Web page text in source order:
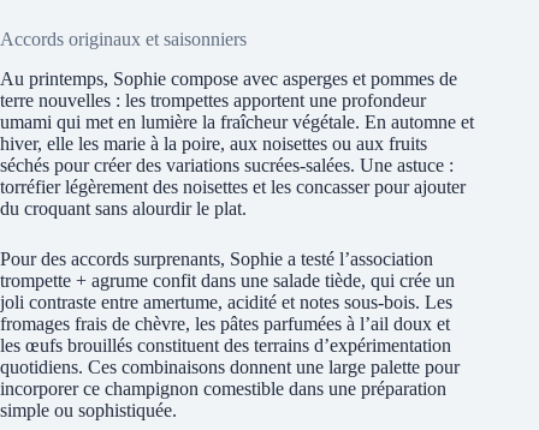
Accords originaux et saisonniers
Au printemps, Sophie compose avec asperges et pommes de
terre nouvelles : les trompettes apportent une profondeur
umami qui met en lumière la fraîcheur végétale. En automne et
hiver, elle les marie à la poire, aux noisettes ou aux fruits
séchés pour créer des variations sucrées-salées. Une astuce :
torréfier légèrement des noisettes et les concasser pour ajouter
du croquant sans alourdir le plat.
Pour des accords surprenants, Sophie a testé l’association
trompette + agrume confit dans une salade tiède, qui crée un
joli contraste entre amertume, acidité et notes sous-bois. Les
fromages frais de chèvre, les pâtes parfumées à l’ail doux et
les œufs brouillés constituent des terrains d’expérimentation
quotidiens. Ces combinaisons donnent une large palette pour
incorporer ce champignon comestible dans une préparation
simple ou sophistiquée.